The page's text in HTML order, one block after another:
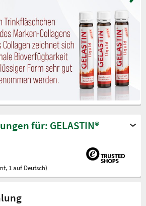
für: GELASTIN®
1 auf Deutsch)